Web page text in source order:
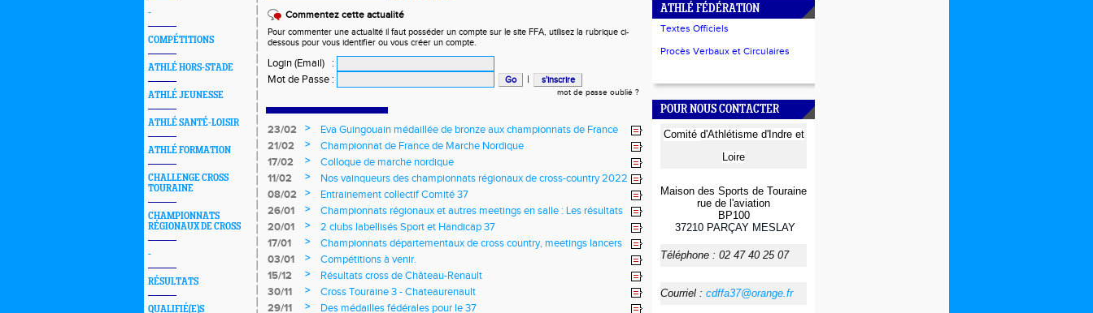
-
COMPÉTITIONS
ATHLÉ HORS-STADE
ATHLÉ JEUNESSE
ATHLÉ SANTÉ-LOISIR
ATHLÉ FORMATION
CHALLENGE CROSS
TOURAINE
CHAMPIONNATS
RÉGIONAUX DE CROSS
-
RÉSULTATS
QUALIFIÉ(E)S
Commentez cette actualité
Pour commenter une actualité il faut posséder un compte sur le site FFA, utilisez la rubrique ci-
dessous pour vous identifier ou vous créer un compte.
Login (Email)
:
Mot de Passe : |
mot de passe oublié ?
23/02 >
Eva Guingouain médaillée de bronze aux championnats de France
jeunes
21/02 >
Championnat de France de Marche Nordique
17/02
>
Colloque de marche nordique
11/02
>
Nos vainqueurs des championnats régionaux de cross-country 2022
08/02
>
Entrainement collectif Comité 37
26/01
>
Championnats régionaux et autres meetings en salle : Les résultats
20/01
>
2 clubs labellisés Sport et Handicap 37
17/01
>
Championnats départementaux de cross country, meetings lancers
longs et meetings en salle
03/01 >
Compétitions à venir.
15/12
>
Résultats cross de Château-Renault
30/11
>
Cross Touraine 3 - Chateaurenault
29/11
>
Des médailles fédérales pour le 37
ATHLÉ FÉDÉRATION
Textes Officiels
Procès Verbaux et Circulaires
POUR NOUS CONTACTER
Comité d'Athlétisme d'Indre et
Loire
Maison des Sports de Touraine
rue de l'aviation
BP100
37210 PARÇAY MESLAY
Téléphone : 02 47 40 25 07
Courriel : cdffa37@orange.fr